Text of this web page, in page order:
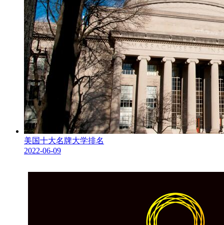
美国十大名牌大学排名
2022-06-09